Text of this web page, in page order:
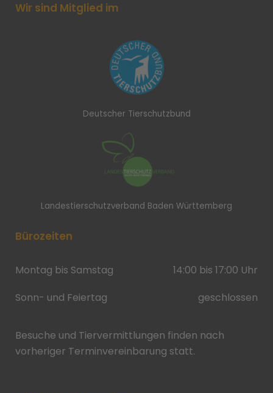
Wir sind Mitglied im
Deutscher Tierschutzbund
Landestierschutzverband Baden Württemberg
Bürozeiten
Montag bis Samstag
14:00 bis 17:00 Uhr
Sonn- und Feiertag
geschlossen
Besuche und Tiervermittlungen finden nach
vorheriger Terminvereinbarung statt.